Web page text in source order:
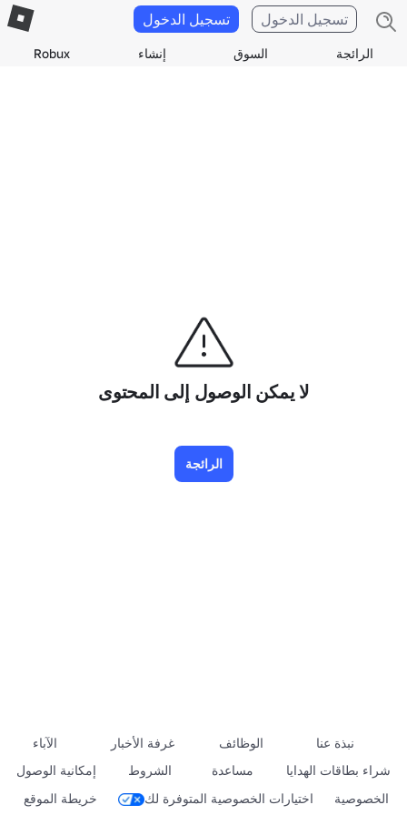
الرائجة السوق إنشاء Robux
تسجيل الدخول تسجيل الدخول
لا يمكن الوصول إلى المحتوى
الرائجة
نبذة عنا الوظائف غرفة الأخبار
الآباء
شراء بطاقات الهدايا
مساعدة الشروط
إمكانية الوصول
الخصوصية
اختيارات الخصوصية المتوفرة لك خريطة الموقع